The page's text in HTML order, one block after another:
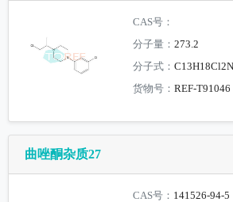
CAS号：
分子量：273.2
分子式：
货物号：REF-T91046
曲唑酮杂质27
CAS号： 141526-94-5